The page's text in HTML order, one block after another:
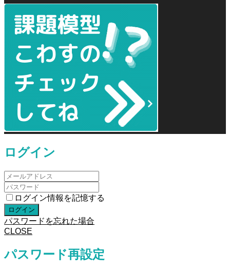
ログイン
ログイン情報を記憶する
パスワードを忘れた場合
CLOSE
パスワード再設定